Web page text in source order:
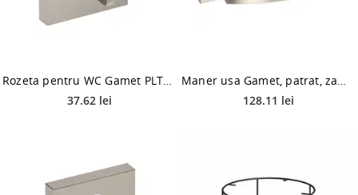
37.62 lei
128.11 lei